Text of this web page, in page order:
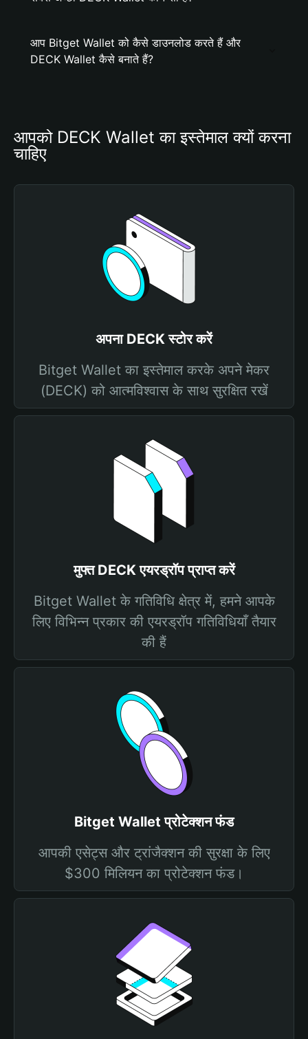
आप Bitget Wallet को कैसे डाउनलोड करते हैं और
DECK Wallet कैसे बनाते हैं?
आपको DECK Wallet का इस्तेमाल क्यों करना
चाहिए
अपना DECK स्टोर करें
Bitget Wallet का इस्तेमाल करके अपने मेकर
(DECK) को आत्मविश्वास के साथ सुरक्षित रखें
मुफ्त DECK एयरड्रॉप प्राप्त करें
Bitget Wallet के गतिविधि क्षेत्र में, हमने आपके
लिए विभिन्न प्रकार की एयरड्रॉप गतिविधियाँ तैयार
की हैं
Bitget Wallet प्रोटेक्शन फंड
आपकी एसेट्स और ट्रांजैक्शन की सुरक्षा के लिए
$300 मिलियन का प्रोटेक्शन फंड।